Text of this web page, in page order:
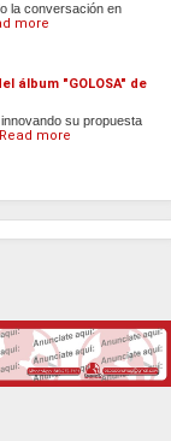
la conversación en
more
álbum "GOLOSA" de
su propuesta
Read more